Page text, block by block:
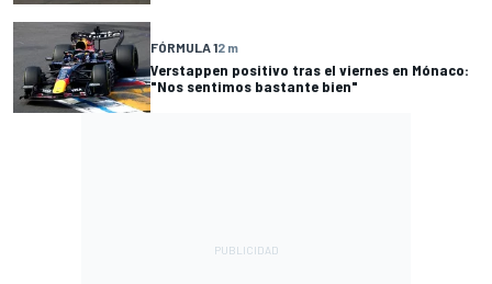
FÓRMULA 12 m
Verstappen positivo tras el viernes en Mónaco:
"Nos sentimos bastante bien"